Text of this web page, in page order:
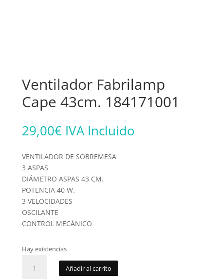
Ventilador Fabrilamp
Cape 43cm. 184171001
29,00€ IVA Incluido
VENTILADOR DE SOBREMESA
3 ASPAS
DIÁMETRO ASPAS 43 CM.
POTENCIA 40 W.
3 VELOCIDADES
OSCILANTE
CONTROL MECÁNICO
Hay existencias
Fabrilamp
Añadir al carrito